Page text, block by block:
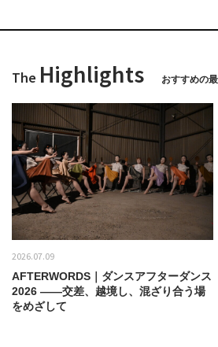
The Highlights おすすめの
2026.07.09
AFTERWORDS｜ダンスアフターダンス
2026 ——交差、越境し、混ざり合う場
をめざして